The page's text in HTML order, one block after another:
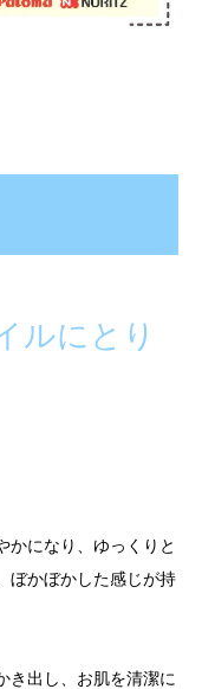
ルにとり
かになり、ゆっくりと
ぼかぼかした感じが持
き出し、お肌を清潔に